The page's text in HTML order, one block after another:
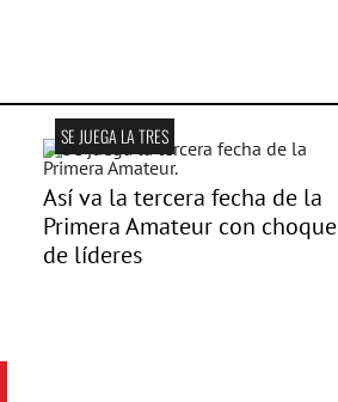
SE JUEGA LA TRES
Así va la tercera fecha de la
Primera Amateur con choque
de líderes